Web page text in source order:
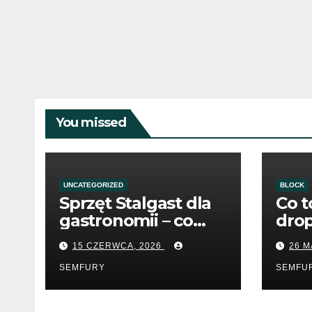
You missed
UNCATEGORIZED
Sprzęt Stalgast dla
gastronomii – co
warto wiedzieć
przed zakupem?
15 CZERWCA, 2026
SEMFURY
BLOCK
Co
26